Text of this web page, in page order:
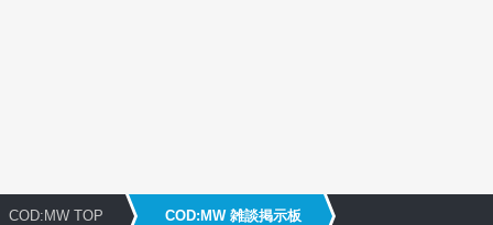
COD:MW TOP COD:MW 雑談掲示板